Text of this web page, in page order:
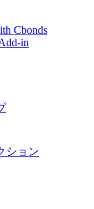
Cbonds
in
ション